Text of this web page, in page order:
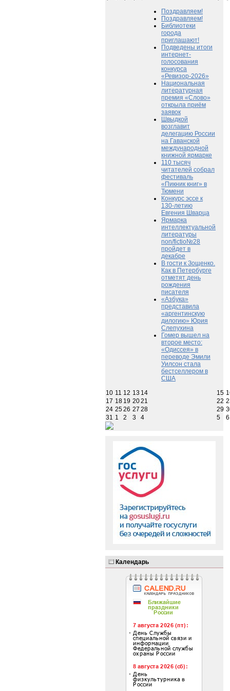
Поздравляем!
Поздравляем!
Библиотеки
города
приглашают!
Подведены итоги
интернет-
голосования
конкурса
«Ревизор-2026»
Национальная
литературная
премия «Слово»
открыла приём
заявок
Швыдкой
возглавит
делегацию России
на Гаванской
международной
книжной ярмарке
110 тысяч
читателей собрал
фестиваль
«Пикник книг» в
Тюмени
Конкурс эссе к
130-летию
Евгения Шварца
Ярмарка
интеллектуальной
литературы
non/fictio№28
пройдет в
декабре
В гости к Зощенко.
Как в Петербурге
отметят день
рождения
писателя
«Азбука»
представила
«аргентинскую
дилогию» Юрия
Слепухина
Гомер вышел на
второе место:
«Одиссея» в
переводе Эмили
Уилсон стала
бестселлером в
США
10 11 12 13 14 15
17 18 19 2021 22
24 2526 27 28 29
31 1 2 3 4 5 6
Календарь